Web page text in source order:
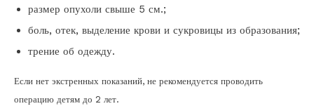
размер опухоли свыше 5 см.;
боль, отек, выделение крови и сукровицы из образования;
трение об одежду.
Если нет экстренных показаний, не рекомендуется проводить
операцию детям до 2 лет.